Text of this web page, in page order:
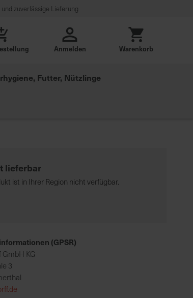
zuverlässige Lieferung
Anmelden Warenkorb
Futter, Nützlinge
lieferbar
ist in Ihrer Region nicht verfügbar.
(GPSR)
GmbH KG
3